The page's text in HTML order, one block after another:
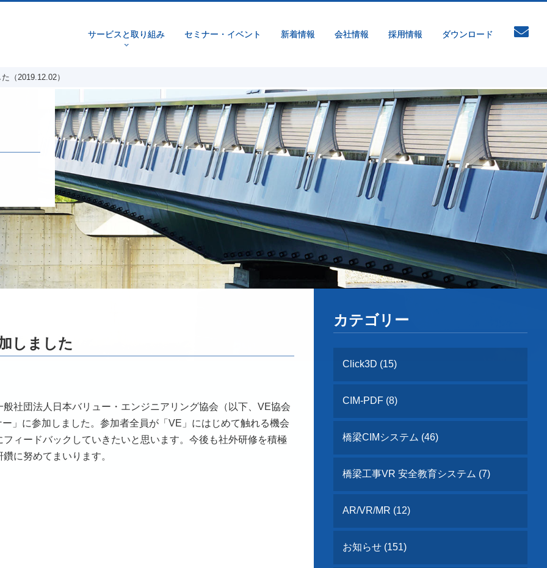
サービスと取り組み
v
セミナー・イベント 新着情報 会社情報 採用情報 ダウンロード
（2019.12.02）
しました
社団法人日本バリュー・エンジニアリング協会（以下、VE協会
」に参加しました。参加者全員が「VE」にはじめて触れる機会
ィードバックしていきたいと思います。今後も社外研修を積極
に努めてまいります。
カテゴリー
Click3D (15)
CIM-PDF (8)
橋梁CIMシステム (46)
橋梁工事VR 安全教育システム (7)
AR/VR/MR (12)
お知らせ (151)